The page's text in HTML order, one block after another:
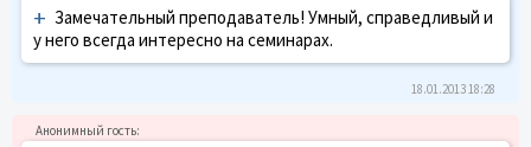
+ Замечательный преподаватель! Умный, справедливый и
у него всегда интересно на семинарах.
18.01.2013 18:28